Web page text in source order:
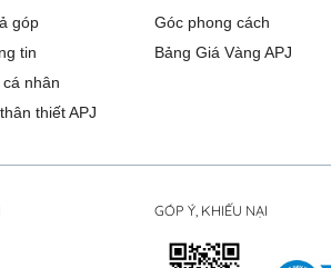
góp
tin
nhân
thiết APJ
Góc phong cách
Bảng Giá Vàng APJ
GÓP Ý, KHIẾU NẠI